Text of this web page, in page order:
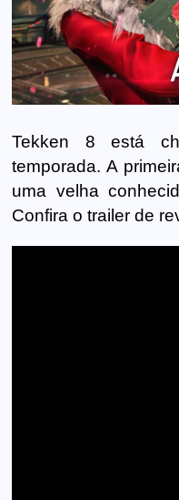
Tekken 8 está
temporada. A
uma velha
Confira o trailer de